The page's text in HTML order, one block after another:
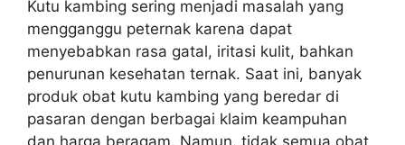
Kutu kambing sering menjadi masalah yang
mengganggu peternak karena dapat
menyebabkan rasa gatal, iritasi kulit, bahkan
penurunan kesehatan ternak. Saat ini, banyak
produk obat kutu kambing yang beredar di
pasaran dengan berbagai klaim keampuhan
dan harga beragam. Namun, tidak semua obat